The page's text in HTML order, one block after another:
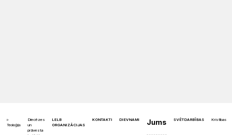
Teoloģija
Diecēzes
un
prāvesta
LELB
ORGANIZĀCIJAS
KONTAKTI DIEVNAMI Jums SVĒTDARBĪBAS Kristības